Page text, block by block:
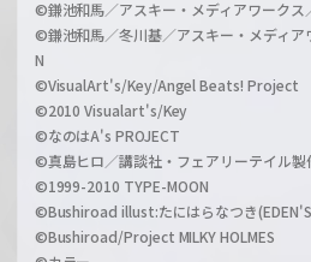
©鎌池和馬／アスキー・メディアワークス
©鎌池和馬／冬川基／アスキー・メディア
N
©VisualArt's/Key/Angel Beats! Project
©2010 Visualart's/Key
©なのはA's PROJECT
©真島ヒロ／講談社・フェアリーテイル製
©1999-2010 TYPE-MOON
©Bushiroad illust:たにはらなつき
©Bushiroad/Project MILKY HOLMES